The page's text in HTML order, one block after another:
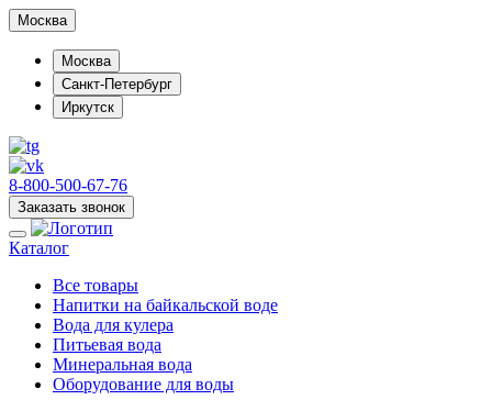
Москва
Москва
Санкт-Петербург
Иркутск
8-800-500-67-76
Заказать звонок
Каталог
Все товары
Напитки на байкальской воде
Вода для кулера
Питьевая вода
Минеральная вода
Оборудование для воды